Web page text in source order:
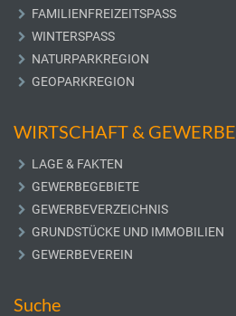
FAMILIENFREIZEITSPASS
WINTERSPASS
NATURPARKREGION
GEOPARKREGION
WIRTSCHAFT & GEWERBE
LAGE & FAKTEN
GEWERBEGEBIETE
GEWERBEVERZEICHNIS
GRUNDSTÜCKE UND IMMOBILIEN
GEWERBEVEREIN
Suche